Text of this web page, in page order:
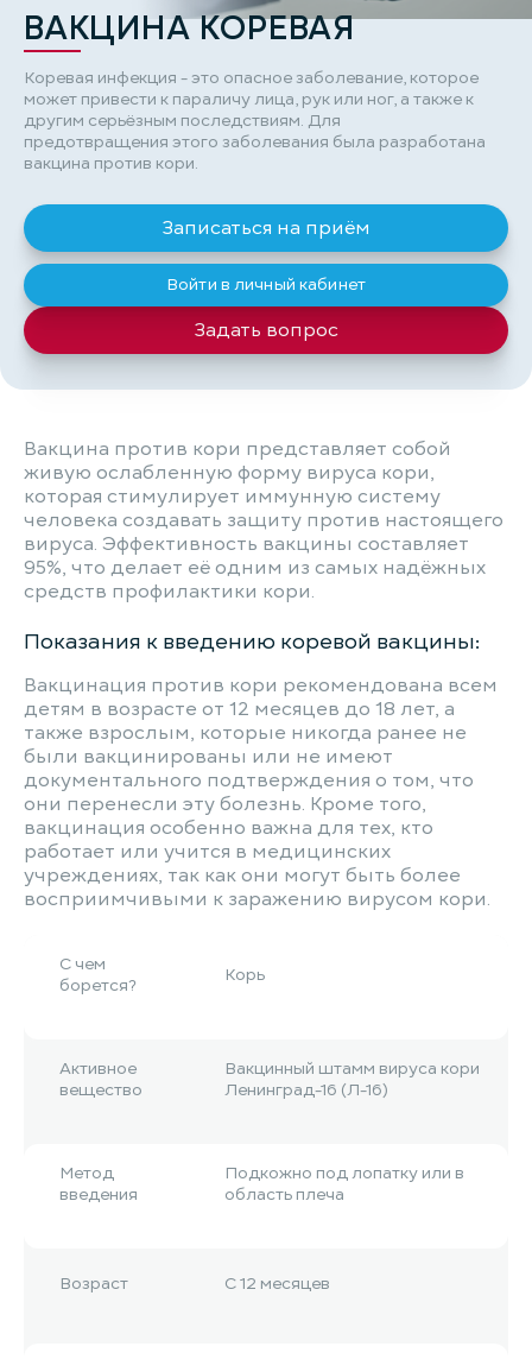
ВАКЦИНА КОРЕВАЯ
Коревая инфекция - это опасное заболевание, которое
может привести к параличу лица, рук или ног, а также к
другим серьёзным последствиям. Для
предотвращения этого заболевания была разработана
вакцина против кори.
Записаться на приём
Войти в личный кабинет
Задать вопрос
Вакцина против кори представляет собой
живую ослабленную форму вируса кори,
которая стимулирует иммунную систему
человека создавать защиту против настоящего
вируса. Эффективность вакцины составляет
95%, что делает её одним из самых надёжных
средств профилактики кори.
Показания к введению коревой вакцины:
Вакцинация против кори рекомендована всем
детям в возрасте от 12 месяцев до 18 лет, а
также взрослым, которые никогда ранее не
были вакцинированы или не имеют
документального подтверждения о том, что
они перенесли эту болезнь. Кроме того,
вакцинация особенно важна для тех, кто
работает или учится в медицинских
учреждениях, так как они могут быть более
восприимчивыми к заражению вирусом кори.
С чем
борется?
Корь
Активное
вещество
Вакцинный штамм вируса кори
Ленинград-16 (Л-16)
Метод
введения
Подкожно под лопатку или в
область плеча
Возраст С 12 месяцев